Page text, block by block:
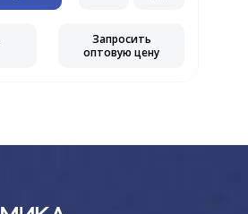
Запросить
оптовую цену